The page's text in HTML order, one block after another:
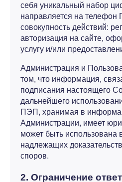
себя уникальный набор
направляется на телефон
совокупность действий:
авторизация на сайте,
услугу и/или
Администрация и
том, что информация,
подписания настоящего
дальнейшего
ПЭП, хранимая в
Администрации, имеет
может быть использована
надлежащих
споров.
2. Ограничение